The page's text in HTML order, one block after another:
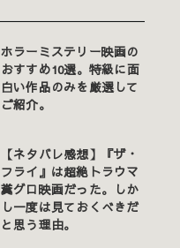
ホラーミステリー映画の
おすすめ10選。特級に面
白い作品のみを厳選して
ご紹介。
【ネタバレ感想】『ザ・
フライ』は超絶トラウマ
糞グロ映画だった。しか
し一度は見ておくべきだ
と思う理由。